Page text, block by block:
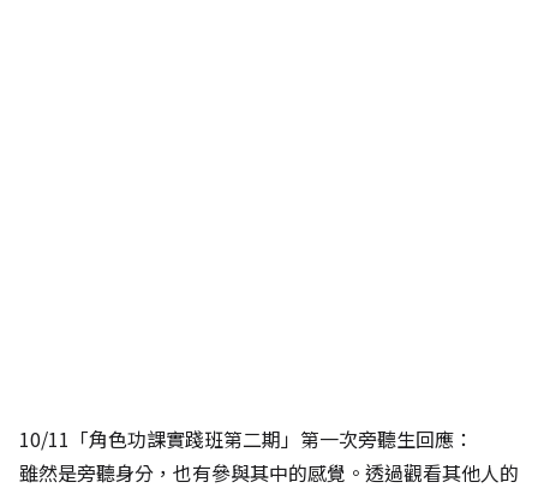
10/11「角色功課實踐班第二期」第一次旁聽生回應：
雖然是旁聽身分，也有參與其中的感覺。透過觀看其他人的